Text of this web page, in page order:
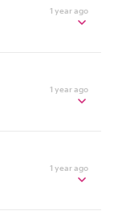
1 year ago
1 year ago
1 year ago